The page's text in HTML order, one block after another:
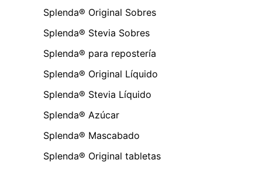
Splenda® Original Sobres
Splenda® Stevia Sobres
Splenda® para repostería
Splenda® Original Líquido
Splenda® Stevia Líquido
Splenda® Azúcar
Splenda® Mascabado
Splenda® Original tabletas